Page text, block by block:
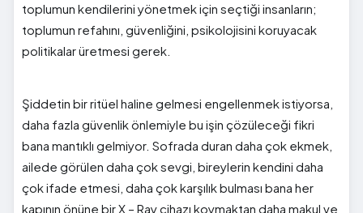
toplumun kendilerini yönetmek için seçtiği insanların;
toplumun refahını, güvenliğini, psikolojisini koruyacak
politikalar üretmesi gerek.
Şiddetin bir ritüel haline gelmesi engellenmek istiyorsa,
daha fazla güvenlik önlemiyle bu işin çözüleceği fikri
bana mantıklı gelmiyor. Sofrada duran daha çok ekmek,
ailede görülen daha çok sevgi, bireylerin kendini daha
çok ifade etmesi, daha çok karşılık bulması bana her
kapının önüne bir X – Ray cihazı koymaktan daha makul ve